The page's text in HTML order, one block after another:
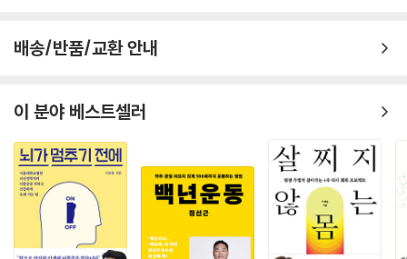
배송/반품/교환 안내
이 분야 베스트셀러